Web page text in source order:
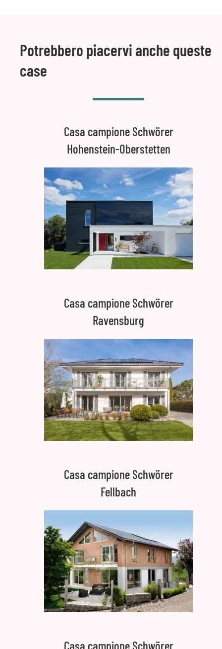
Potrebbero piacervi anche queste
case
Casa campione Schwörer
Hohenstein-Oberstetten
Casa campione Schwörer
Ravensburg
Casa campione Schwörer
Fellbach
Casa campione Schwörer